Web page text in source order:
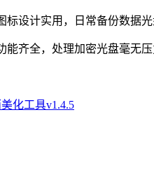
标设计实用，日常备份数据光
能齐全，处理加密光盘毫无压
化工具v1.4.5